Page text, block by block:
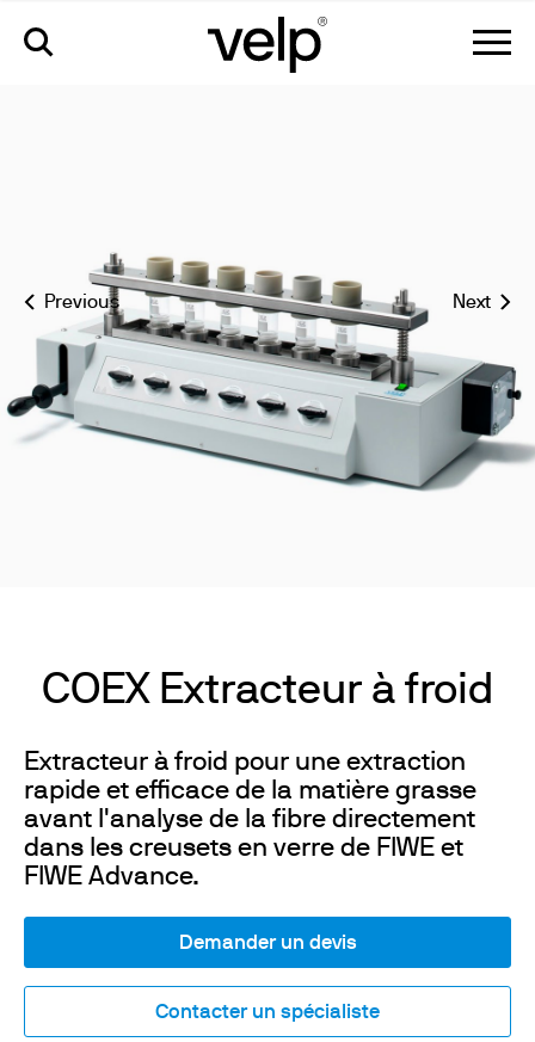
COEX Extracteur à froid
Extracteur à froid pour une extraction
rapide et efficace de la matière grasse
avant l'analyse de la fibre directement
dans les creusets en verre de FIWE et
FIWE Advance.
Demander un devis
Contacter un spécialiste